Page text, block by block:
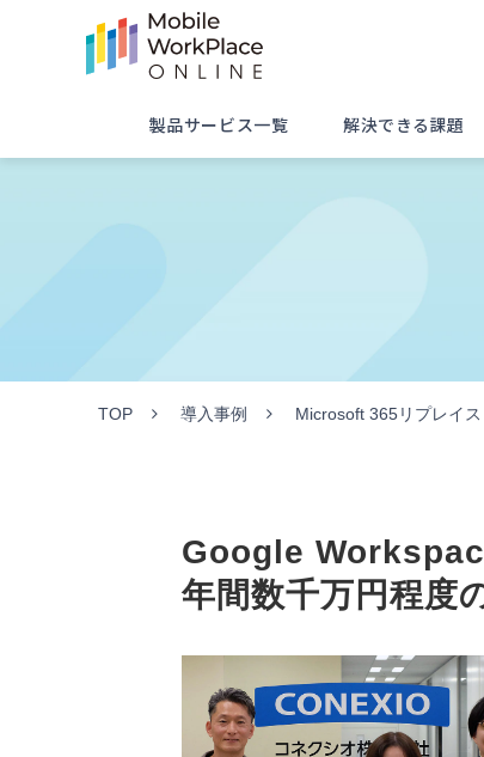
製品サービス一覧 解決できる課題
TOP 導入事例 Microsoft 365リプレイ
Google
年間数千万円程度